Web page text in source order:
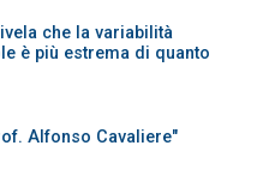
che la variabilità
è più estrema di quanto
Alfonso Cavaliere"